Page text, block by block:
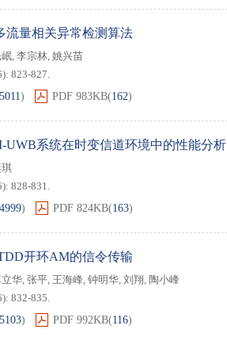
流量相关异常检测算法
, 李宗林, 姚兴苗
823-827.
5011) PDF 983KB(162)
UWB系统在时变信道环境中的性能分析
琪
828-831.
4999) PDF 824KB(163)
开环AM的信令传输
华, 张平, 王海峰, 钟明华, 刘翔, 陶小峰
832-835.
5103) PDF 992KB(116)